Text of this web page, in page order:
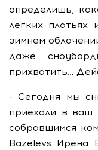
определишь,
легких платьях
зимнем
даже
прихватить…
- Сегодня мы
приехали в ваш
собравшимся
Bazelevs Ирена